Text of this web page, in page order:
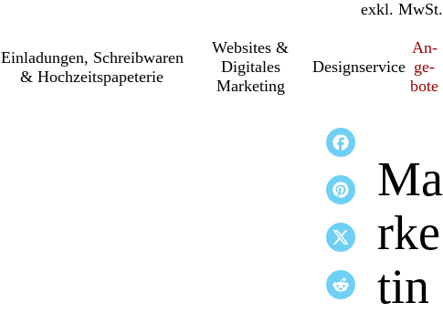
inkl. MwSt.
exkl. MwSt.
Einl­a­dung­en, Schreib­wa­ren
& Hochzeitspapeterie
Websites &
Digitales
Marketing
Designservice
An­­
ge­­
bo­­te
Ma
rke
tin